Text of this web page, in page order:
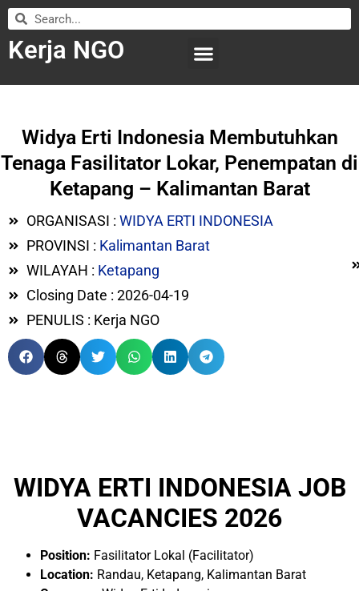
Kerja NGO
Widya Erti Indonesia Membutuhkan
Tenaga Fasilitator Lokar, Penempatan di
Ketapang – Kalimantan Barat
ORGANISASI : WIDYA ERTI INDONESIA
PROVINSI : Kalimantan Barat
WILAYAH : Ketapang
Closing Date : 2026-04-19
PENULIS : Kerja NGO
WIDYA ERTI INDONESIA JOB
VACANCIES 2026
Position: Fasilitator Lokal (Facilitator)
Location: Randau, Ketapang, Kalimantan Barat